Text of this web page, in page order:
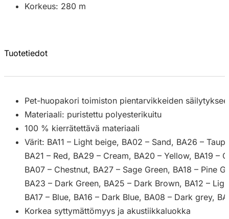
Korkeus: 280 m
Tuotetiedot
Pet-huopakori toimiston pientarvikkeiden
Materiaali: puristettu polyesterikuitu
100 % kierrätettävä materiaali
Värit: BA11 – Light beige, BA02 – Sand, BA26 –
BA21 – Red, BA29 – Cream, BA20 – Yellow, BA19 –
BA07 – Chestnut, BA27 – Sage Green, BA18 – Pine
BA23 – Dark Green, BA25 – Dark Brown, BA12 –
BA17 – Blue, BA16 – Dark Blue, BA08 – Dark grey,
Korkea syttymättömyys ja akustiikkaluokka